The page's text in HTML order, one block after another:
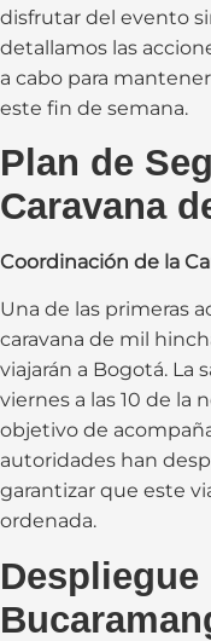
disfrutar del evento
detallamos las
a cabo para
este fin de semana.
Plan de
Caravana
Coordinación de la
Una de las primeras
caravana de mil
viajarán a Bogotá. La
viernes a las 10 de la
objetivo de
autoridades han
garantizar que este
ordenada.